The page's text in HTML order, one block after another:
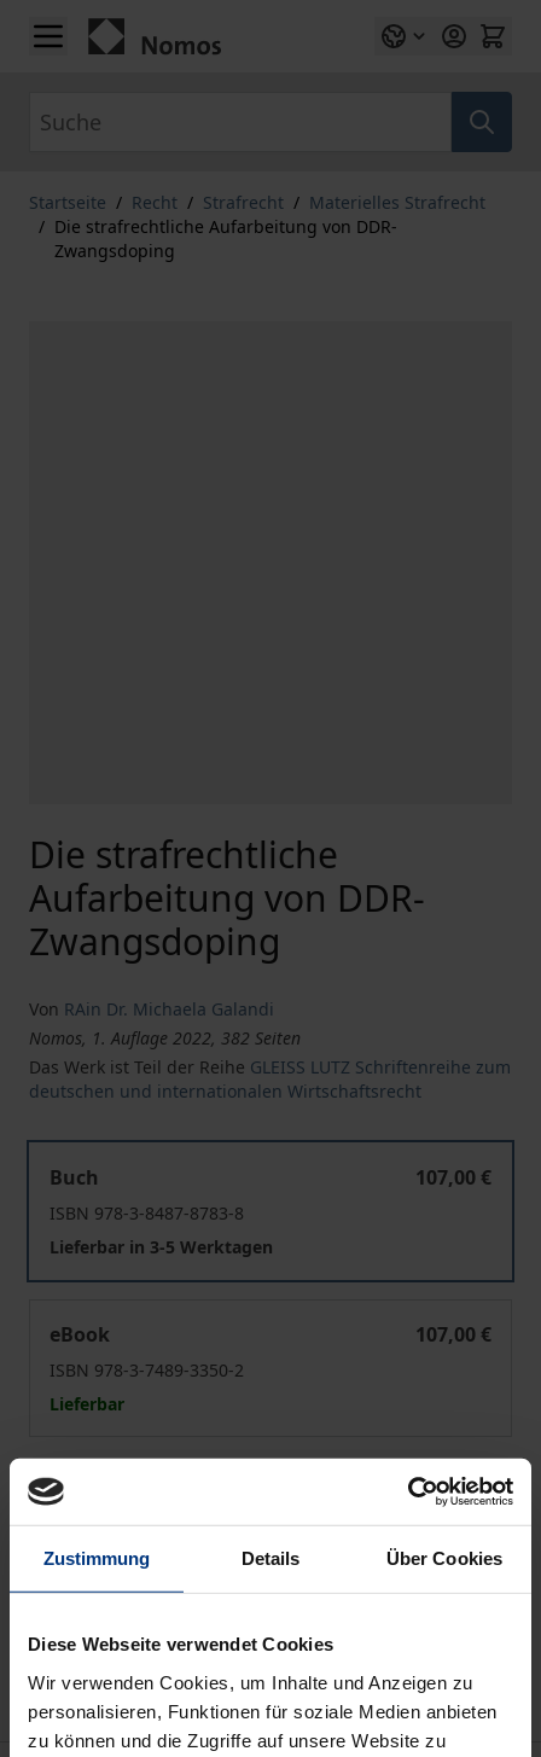
Zustimmung Details Über Cookies
Diese Webseite verwendet Cookies
Wir verwenden Cookies, um Inhalte und Anzeigen zu
personalisieren, Funktionen für soziale Medien anbieten
zu können und die Zugriffe auf unsere Website zu
Zum Inhalt springen
Startseite / Recht / Strafrecht / Materielles Strafrecht
/ Die strafrechtliche Aufarbeitung von DDR-
Zwangsdoping
Die strafrechtliche
Aufarbeitung von DDR-
Zwangsdoping
Von RAin Dr. Michaela Galandi
Nomos, 1. Auflage 2022, 382 Seiten
Das Werk ist Teil der Reihe GLEISS LUTZ Schriftenreihe zum
deutschen und internationalen Wirtschaftsrecht
Buch
107,00 €
ISBN 978-3-8487-8783-8
Lieferbar in 3-5 Werktagen
eBook
107,00 €
ISBN 978-3-7489-3350-2
Lieferbar
Preisangaben inkl. MwSt. Abhängig von der Lieferadresse
kann die MwSt. an der Kasse variieren.
Hinweise zu Versandkosten